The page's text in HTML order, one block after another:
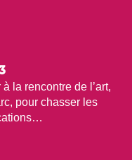
la rencontre de l’art,
pour chasser les